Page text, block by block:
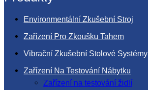
Environmentální Zkušební Stroj
Zařízení Pro Zkoušku Tahem
Vibrační Zkušební Stolové Systémy
Zařízení Na Testování Nábytku
Zařízení na testování židlí